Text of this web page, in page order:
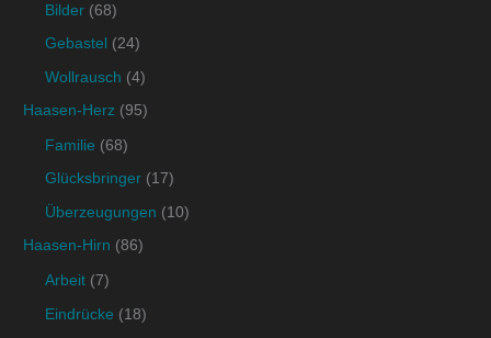
Bilder (68)
Gebastel (24)
Wollrausch (4)
Haasen-Herz (95)
Familie (68)
Glücksbringer (17)
Überzeugungen (10)
Haasen-Hirn (86)
Arbeit (7)
Eindrücke (18)